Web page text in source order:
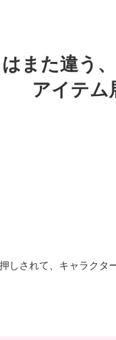
また違う
アイテム
しされて、キャラクタ